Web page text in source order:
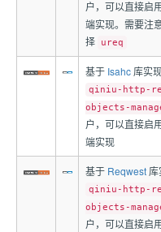
户，可以直接启
端实现。需要注
择
ureq
基于 Isahc库实
qiniu-http-
objects-
户，可以直接启
端实现
基于 Reqwest库
qiniu-http-
objects-
户，可以直接启